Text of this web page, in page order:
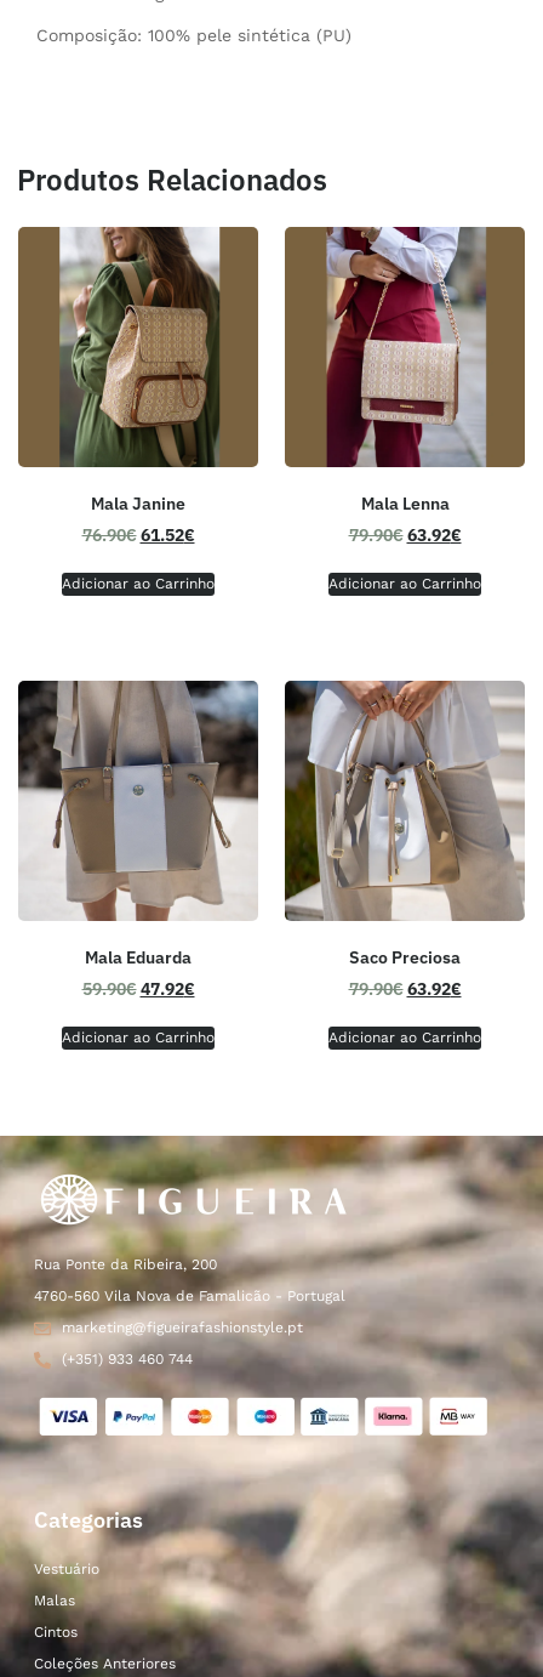
Composição: 100% pele sintética (PU)
Produtos Relacionados
Mala Janine
76.90€61.52€
Adicionar ao Carrinho
Mala Lenna
79.90€63.92€
Adicionar ao Carrinho
Mala Eduarda
59.90€47.92€
Adicionar ao Carrinho
Saco Preciosa
79.90€63.92€
Adicionar ao Carrinho
Rua Ponte da Ribeira, 200
4760-560 Vila Nova de Famalicão - Portugal
marketing@figueirafashionstyle.pt
(+351) 933 460 744
Categorias
Vestuário
Malas
Cintos
Coleções Anteriores